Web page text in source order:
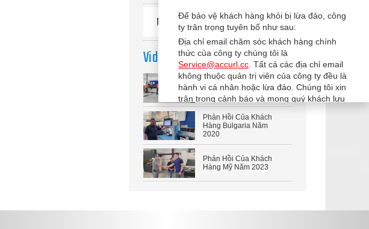
Máy Chấn Điện Servo
Với Hệ Thống DA66T
Video Khác
Nhà Máy Của Khách
Hàng Đức Năm 2020
Phản Hồi Của Khách
Hàng Bulgaria Năm
2020
Phản Hồi Của Khách
Hàng Mỹ Năm 2023
Để bảo vệ khách hàng khỏi bị lừa đảo, công
ty trân trọng tuyên bố như sau:
Địa chỉ email chăm sóc khách hàng chính
thức của công ty chúng tôi là
Service@accurl.cc . Tất cả các địa chỉ email
không thuộc quản trị viên của công ty đều là
hành vi cá nhân hoặc lừa đảo. Chúng tôi xin
trân trọng cảnh báo và mong quý khách lưu
ý.